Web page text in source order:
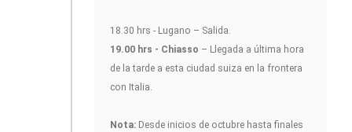
18.30 hrs - Lugano – Salida.
19.00 hrs - Chiasso – Llegada a última hora
de la tarde a esta ciudad suiza en la frontera
con Italia.
Nota: Desde inicios de octubre hasta finales